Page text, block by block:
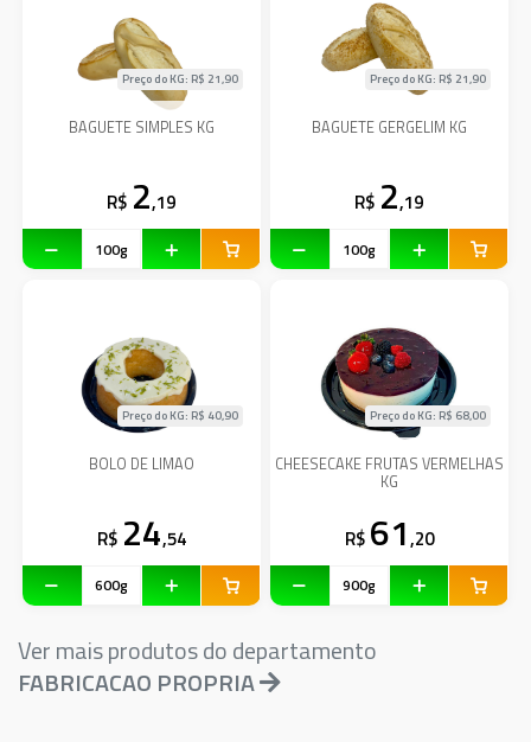
BAGUETE SIMPLES KG
Preço do KG: R$ 21,90
R$ 2,19
BAGUETE GERGELIM KG
Preço do KG: R$ 21,90
R$ 2,19
BOLO DE LIMAO
Preço do KG: R$ 40,90
R$ 24,54
CHEESECAKE FRUTAS VERMELHAS
KG
Preço do KG: R$ 68,00
R$ 61,20
Ver mais produtos do departamento
FABRICACAO PROPRIA